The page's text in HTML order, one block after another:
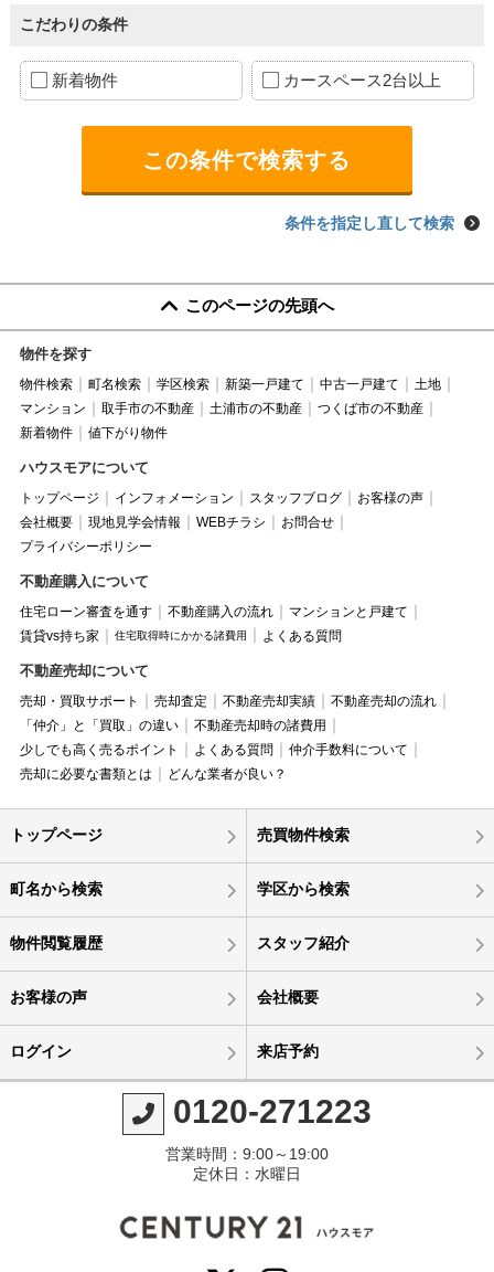
こだわりの条件
新着物件 カースペース2台以上
条件を指定し直して検索
このページの先頭へ
物件を探す
物件検索 町名検索 学区検索 新築一戸建て 中古一戸建て
土地
マンション
取手市の不動産 土浦市の不動産
つくば市の不動産
新着物件
値下がり物件
ハウスモアについて
トップページ インフォメーション スタッフブログ
お客様の声
会社概要
現地見学会情報 WEBチラシ
お問合せ
プライバシーポリシー
不動産購入について
住宅ローン審査を通す 不動産購入の流れ
マンションと戸建て
賃貸vs持ち家
住宅取得時にかかる諸費用 よくある質問
不動産売却について
売却・買取サポート 売却査定 不動産売却実績
不動産売却の流れ
「仲介」と「買取」の違い
不動産売却時の諸費用
少しでも高く売るポイント
よくある質問
仲介手数料について
売却に必要な書類とは
どんな業者が良い？
トップページ 売買物件検索
町名から検索 学区から検索
物件閲覧履歴 スタッフ紹介
お客様の声 会社概要
ログイン 来店予約
0120-271223
営業時間：9:00～19:00
定休日：水曜日